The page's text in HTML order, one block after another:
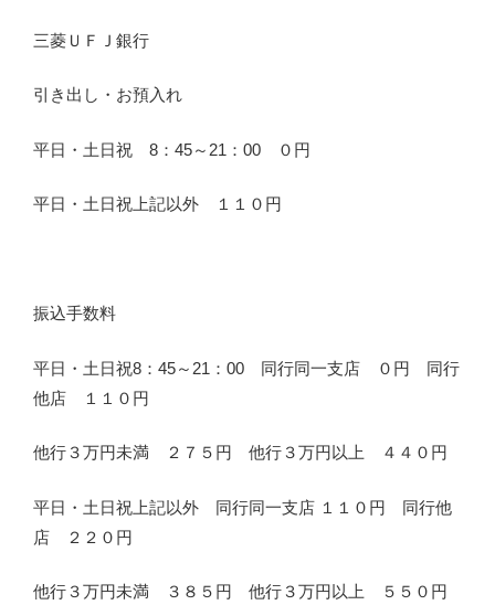
三菱ＵＦＪ銀行
引き出し・お預入れ
平日・土日祝 8：45～21：00 ０円
平日・土日祝上記以外 １１０円
振込手数料
平日・土日祝8：45～21：00 同行同一支店 ０円 同行
他店 １１０円
他行３万円未満 ２７５円 他行３万円以上 ４４０円
平日・土日祝上記以外 同行同一支店 １１０円 同行他
店 ２２０円
他行３万円未満 ３８５円 他行３万円以上 ５５０円